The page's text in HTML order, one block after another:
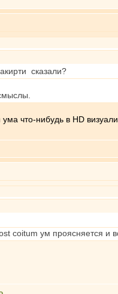
сказали?
что-нибудь в HD
coitum ум проясняется и